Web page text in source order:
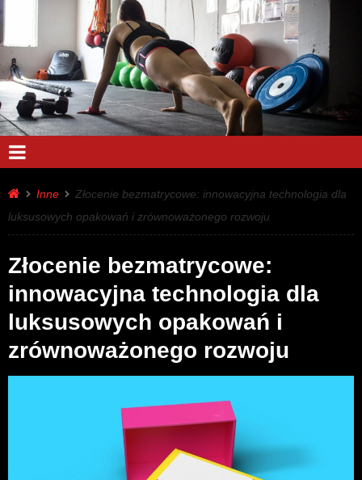
Inne
Złocenie bezmatrycowe: innowacyjna technologia dla
luksusowych opakowań i zrównoważonego rozwoju
Złocenie bezmatrycowe:
innowacyjna technologia dla
luksusowych opakowań i
zrównoważonego rozwoju